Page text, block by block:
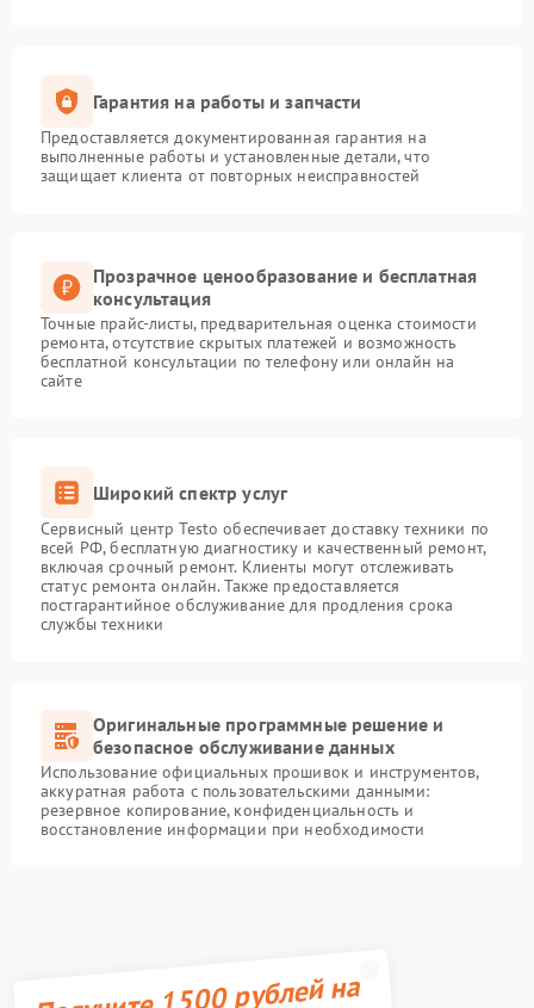
Гарантия на работы и запчасти
Предоставляется документированная гарантия на
выполненные работы и установленные детали, что
защищает клиента от повторных неисправностей
Прозрачное ценообразование и бесплатная
консультация
Точные прайс-листы, предварительная оценка стоимости
ремонта, отсутствие скрытых платежей и возможность
бесплатной консультации по телефону или онлайн на
сайте
Широкий спектр услуг
Сервисный центр Testo обеспечивает доставку техники по
всей РФ, бесплатную диагностику и качественный ремонт,
включая срочный ремонт. Клиенты могут отслеживать
статус ремонта онлайн. Также предоставляется
постгарантийное обслуживание для продления срока
службы техники
Оригинальные программные решение и
безопасное обслуживание данных
Использование официальных прошивок и инструментов,
аккуратная работа с пользовательскими данными:
резервное копирование, конфиденциальность и
восстановление информации при необходимости